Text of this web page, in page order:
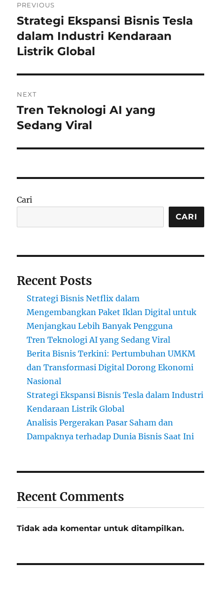
pos
PREVIOUS
Previous
post:
Strategi Ekspansi Bisnis Tesla
dalam Industri Kendaraan
Listrik Global
NEXT
Next
post:
Tren Teknologi AI yang
Sedang Viral
Cari
CARI
Recent Posts
Strategi Bisnis Netflix dalam
Mengembangkan Paket Iklan Digital untuk
Menjangkau Lebih Banyak Pengguna
Tren Teknologi AI yang Sedang Viral
Berita Bisnis Terkini: Pertumbuhan UMKM
dan Transformasi Digital Dorong Ekonomi
Nasional
Strategi Ekspansi Bisnis Tesla dalam Industri
Kendaraan Listrik Global
Analisis Pergerakan Pasar Saham dan
Dampaknya terhadap Dunia Bisnis Saat Ini
Recent Comments
Tidak ada komentar untuk ditampilkan.